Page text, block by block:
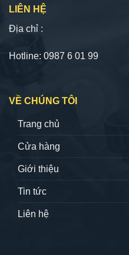
LIÊN HỆ
Địa chỉ :
Hotline: 0987 6 01 99
VỀ CHÚNG TÔI
Trang chủ
Cửa hàng
Giới thiệu
Tin tức
Liên hệ